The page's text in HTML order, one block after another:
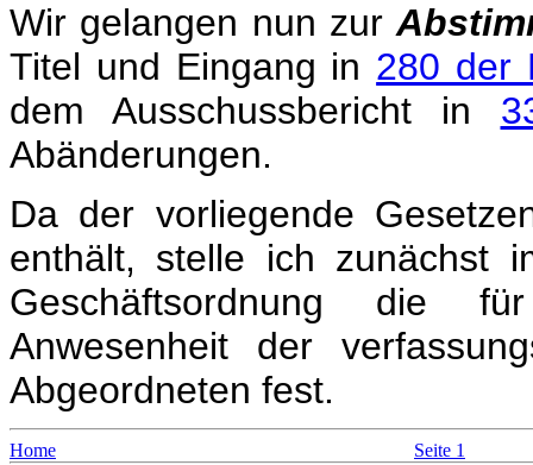
Wir gelangen nun zur
Titel und Eingang in 280 der
dem Ausschussbericht in
Abänderungen.
Da der vorliegende
enthält, stelle ich
Geschäftsordnung die
Anwesenheit der
Abgeordneten fest.
Home Seite 1